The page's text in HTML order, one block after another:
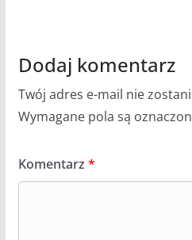
Dodaj komentarz
Twój adres e-mail nie
Wymagane pola są
Komentarz *